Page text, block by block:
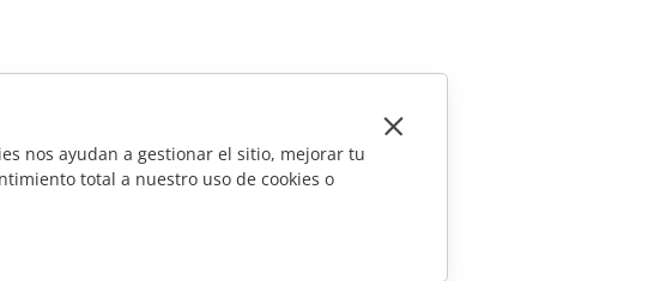
nos ayudan a gestionar el sitio, mejorar tu
total a nuestro uso de cookies o